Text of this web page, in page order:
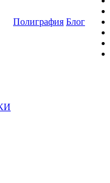
Полиграфия Блог